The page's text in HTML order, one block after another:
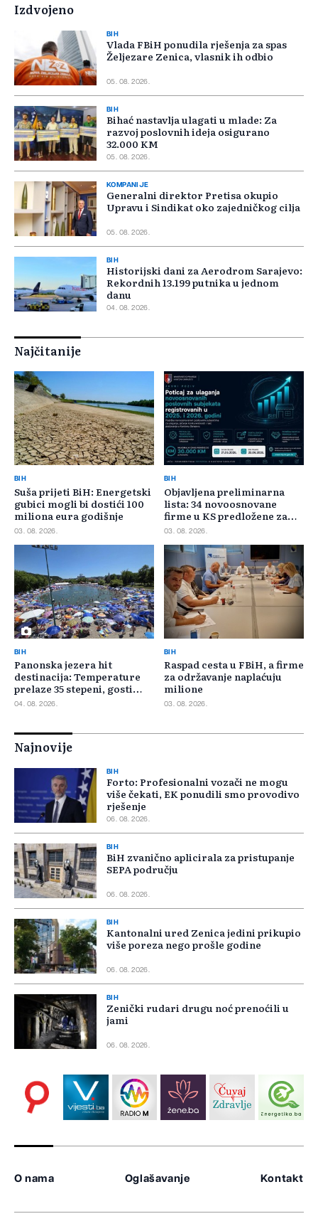
Izdvojeno
BIH
Vlada FBiH ponudila rješenja za spas
Željezare Zenica, vlasnik ih odbio
05. 08. 2026.
BIH
Bihać nastavlja ulagati u mlade: Za
razvoj poslovnih ideja osigurano
32.000 KM
05. 08. 2026.
KOMPANIJE
Generalni direktor Pretisa okupio
Upravu i Sindikat oko zajedničkog cilja
05. 08. 2026.
BIH
Historijski dani za Aerodrom Sarajevo:
Rekordnih 13.199 putnika u jednom
danu
04. 08. 2026.
Najčitanije
BIH
Suša prijeti BiH: Energetski
gubici mogli bi dostići 100
miliona eura godišnje
03. 08. 2026.
BIH
Objavljena preliminarna
lista: 34 novoosnovane
firme u KS predložene za
400.000 KM poticaja
03. 08. 2026.
BIH
Panonska jezera hit
destinacija: Temperature
prelaze 35 stepeni, gosti
pristižu iz cijele regije
04. 08. 2026.
BIH
Raspad cesta u FBiH, a firme
za održavanje naplaćuju
milione
03. 08. 2026.
Najnovije
BIH
Forto: Profesionalni vozači ne mogu
više čekati, EK ponudili smo provodivo
rješenje
06. 08. 2026.
BIH
BiH zvanično aplicirala za pristupanje
SEPA području
06. 08. 2026.
BIH
Kantonalni ured Zenica jedini prikupio
više poreza nego prošle godine
06. 08. 2026.
BIH
Zenički rudari drugu noć prenoćili u
jami
06. 08. 2026.
O nama Oglašavanje Kontakt